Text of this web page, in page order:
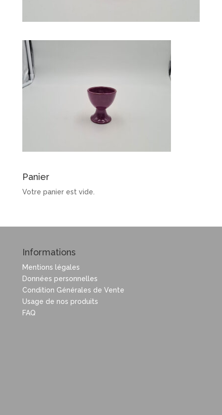
Panier
Votre panier est vide.
Informations
Mentions légales
Données personnelles
Condition Générales de Vente
Usage de nos produits
FAQ